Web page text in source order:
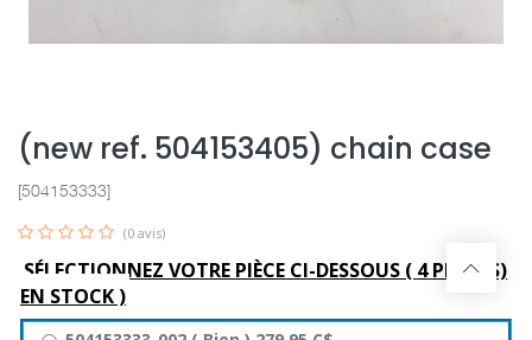
(new ref. 504153405) chain case
[504153333]
(0 avis)
SÉLECTIONNEZ VOTRE PIÈCE CI-DESSOUS ( 4PIÈCE(S)
EN STOCK )